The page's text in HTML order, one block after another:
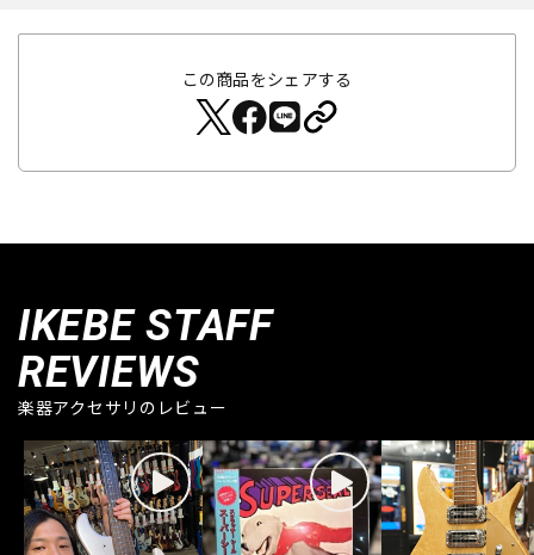
この商品をシェアする
IKEBE STAFF
REVIEWS
楽器アクセサリのレビュー